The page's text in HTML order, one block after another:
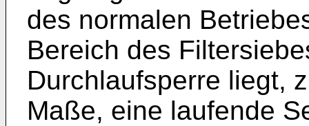
des normalen
Bereich des
Durchlaufsperre liegt,
Maße, eine laufende